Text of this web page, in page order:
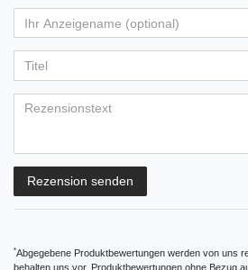
von
5
von
5
von
5
von
5
von
5
Anzeigename
(optional)
Rezension senden
*Abgegebene Produktbewertungen werden von uns
behalten uns vor, Produktbewertungen ohne Bezug